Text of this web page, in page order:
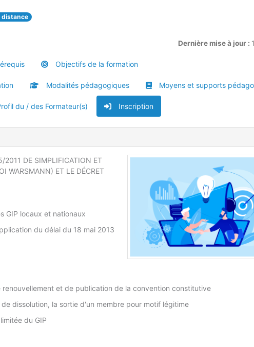
distance
Dernière mise à jour :
Objectifs de la formation
Modalités pédagogiques Moyens et supports
du / des Formateur(s) Inscription
DE SIMPLIFICATION ET
WARSMANN) ET LE DÉCRET
GIP locaux et nationaux
du délai du 18 mai 2013
et de publication de la convention constitutive
dissolution, la sortie d'un membre pour motif légitime
du GIP